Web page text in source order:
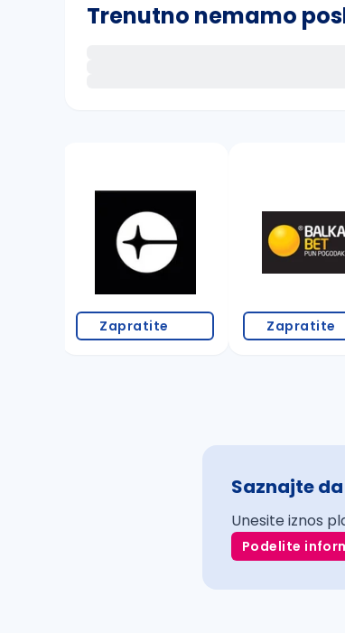
Trenutno nemamo
proverite pravopisne greške
povećajte radijus za odabrani
Zapratite Zapratite
Saznajte
Unesite iznos
Podelite